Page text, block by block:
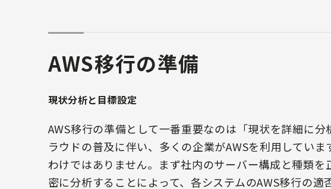
AWS移行の準備
現状分析と目標設定
AWS移行の準備として一番重要なのは「現状を詳細に
ラウドの普及に伴い、多くの企業がAWSを利用してい
わけではありません。まず社内のサーバー構成と種類
密に分析することによって、各システムのAWS移行の